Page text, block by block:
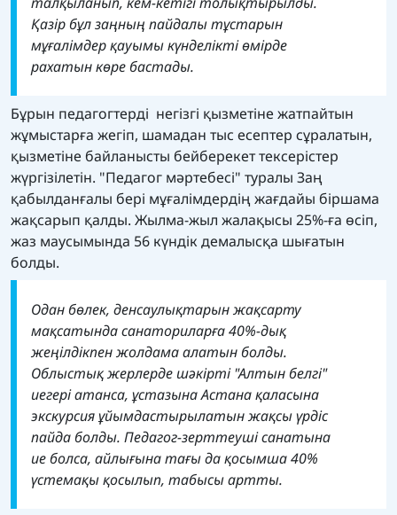
Қазір бұл заңның пайдалы тұстарын
мұғалімдер қауымы күнделікті өмірде
рахатын көре бастады.
Бұрын педагогтерді негізгі қызметіне жатпайтын
жұмыстарға жегіп, шамадан тыс есептер сұралатын,
қызметіне байланысты бейберекет тексерістер
жүргізілетін. "Педагог мәртебесі" туралы Заң
қабылданғалы бері мұғалімдердің жағдайы біршама
жақсарып қалды. Жылма-жыл жалақысы 25%-ға өсіп,
жаз маусымында 56 күндік демалысқа шығатын
болды.
Одан бөлек, денсаулықтарын жақсарту
мақсатында санаториларға 40%-дық
жеңілдікпен жолдама алатын болды.
Облыстық жерлерде шәкірті "Алтын белгі"
иегері атанса, ұстазына Астана қаласына
экскурсия ұйымдастырылатын жақсы үрдіс
пайда болды. Педагог-зерттеуші санатына
ие болса, айлығына тағы да қосымша 40%
үстемақы қосылып, табысы артты.